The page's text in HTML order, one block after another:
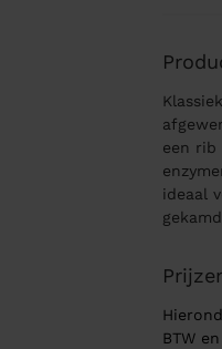
een rib
ideaal
BTW